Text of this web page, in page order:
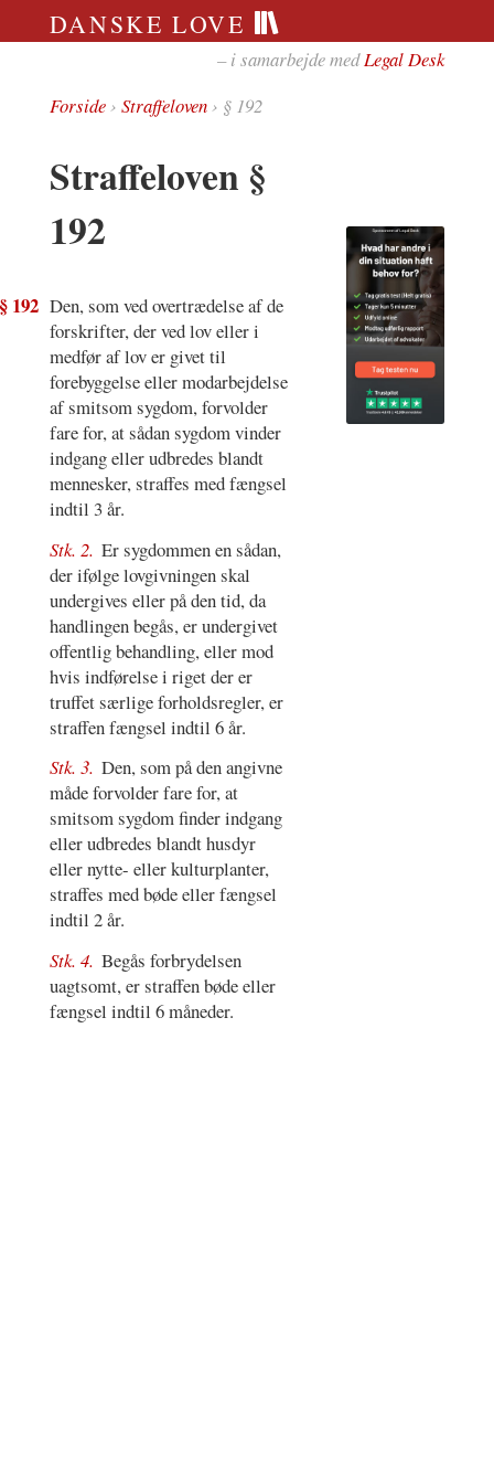
DANSKE LOVE
– i samarbejde medLegal Desk
Forside› Straffeloven› § 192
Straffeloven §
192
192 Den, som ved overtrædelse af de
forskrifter, der ved lov eller i
medfør af lov er givet til
forebyggelse eller modarbejdelse
af smitsom sygdom, forvolder
fare for, at sådan sygdom vinder
indgang eller udbredes blandt
mennesker, straffes med fængsel
indtil 3 år.
Stk. 2. Er sygdommen en sådan,
der ifølge lovgivningen skal
undergives eller på den tid, da
handlingen begås, er undergivet
offentlig behandling, eller mod
hvis indførelse i riget der er
truffet særlige forholdsregler, er
straffen fængsel indtil 6 år.
Stk. 3. Den, som på den angivne
måde forvolder fare for, at
smitsom sygdom finder indgang
eller udbredes blandt husdyr
eller nytte- eller kulturplanter,
straffes med bøde eller fængsel
indtil 2 år.
Stk. 4. Begås forbrydelsen
uagtsomt, er straffen bøde eller
fængsel indtil 6 måneder.